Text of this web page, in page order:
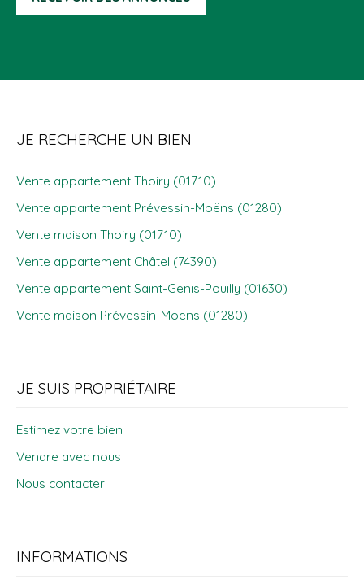
JE RECHERCHE UN BIEN
Vente appartement Thoiry (01710)
Vente appartement Prévessin-Moëns (01280)
Vente maison Thoiry (01710)
Vente appartement Châtel (74390)
Vente appartement Saint-Genis-Pouilly (01630)
Vente maison Prévessin-Moëns (01280)
JE SUIS PROPRIÉTAIRE
Estimez votre bien
Vendre avec nous
Nous contacter
INFORMATIONS